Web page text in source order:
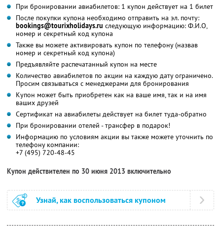
При бронировании авиабилетов: 1 купон действует на 1 билет
После покупки купона необходимо отправить на эл. почту:
bookings@tourixholidays.ru следующую информацию: Ф.И.О,
номер и секретный код купона
Также вы можете активировать купон по телефону (назвав
номер и секретный код купона)
Предъявляйте распечатанный купон на месте
Количество авиабилетов по акции на каждую дату ограничено.
Просим связываться с менеджерами для бронирования
Купон может быть приобретен как на ваше имя, так и на имя
ваших друзей
Сертификат на авиабилеты действует на билет туда-обратно
При бронировании отелей - трансфер в подарок!
Информацию по условиям акции вы также можете уточнить по
телефону компании:
+7 (495) 720-48-45
Купон действителен по 30 июня 2013 включительно
Узнай, как воспользоваться купоном